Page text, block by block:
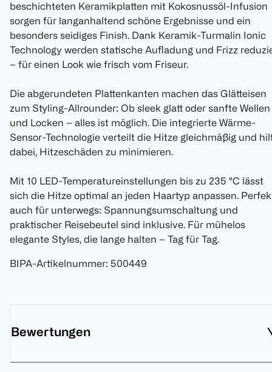
beschichteten Keramikplatten mit Kokosnussöl-Infusion
sorgen für langanhaltend schöne Ergebnisse und ein
besonders seidiges Finish. Dank Keramik-Turmalin Ionic
Technology werden statische Aufladung und Frizz
– für einen Look wie frisch vom Friseur.
Die abgerundeten Plattenkanten machen das Glätteisen
zum Styling-Allrounder: Ob sleek glatt oder sanfte Wellen
und Locken – alles ist möglich. Die integrierte Wärme-
Sensor-Technologie verteilt die Hitze gleichmäßig und
dabei, Hitzeschäden zu minimieren.
Mit 10 LED-Temperatureinstellungen bis zu 235 °C lässt
sich die Hitze optimal an jeden Haartyp anpassen.
auch für unterwegs: Spannungsumschaltung und
praktischer Reisebeutel sind inklusive. Für mühelos
elegante Styles, die lange halten – Tag für Tag.
BIPA-Artikelnummer: 500449
Bewertungen